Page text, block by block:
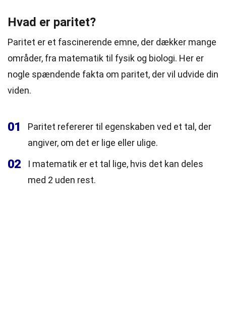
Hvad er paritet?
Paritet er et fascinerende emne, der dækker mange
områder, fra matematik til fysik og biologi. Her er
nogle spændende fakta om paritet, der vil udvide din
viden.
01
Paritet refererer til egenskaben ved et tal, der
angiver, om det er lige eller ulige.
02
I matematik er et tal lige, hvis det kan deles
med 2 uden rest.